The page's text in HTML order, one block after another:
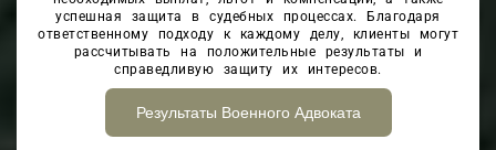
успешная защита в судебных процессах. Благодаря
ответственному подходу к каждому делу, клиенты могут
рассчитывать на положительные результаты и
справедливую защиту их интересов.
Результаты Военного Адвоката